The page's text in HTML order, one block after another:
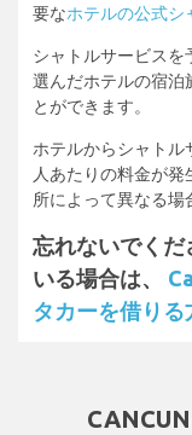
要なホテルの公式シ
シャトルサービスを
選んだホテルの宿泊
とができます。
ホテルからシャトル
人あたりの料金が
所によって異なる場
忘れないでくだ
いる場合は、
タカーを借り